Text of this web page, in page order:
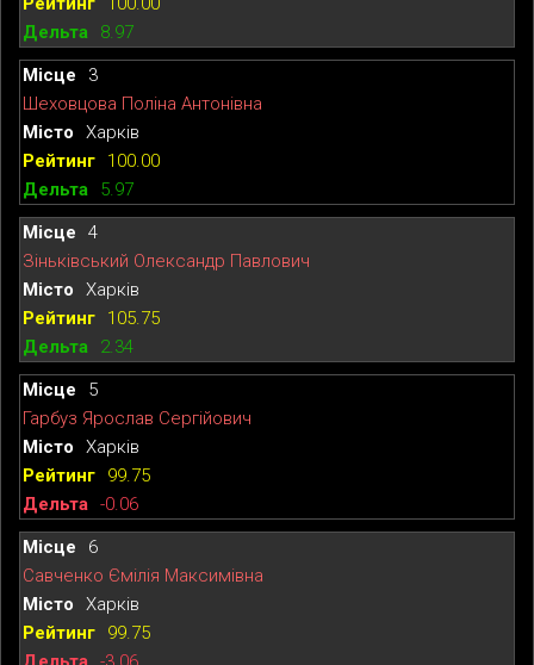
8.97
3
Шеховцова Поліна Антонівна
Харків
100.00
5.97
4
Зіньківський Олександр Павлович
Харків
105.75
2.34
5
Гарбуз Ярослав Сергійович
Харків
99.75
-0.06
6
Савченко Ємілія Максимівна
Харків
99.75